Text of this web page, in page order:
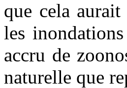
que cela aurait
les
accru de
naturelle que